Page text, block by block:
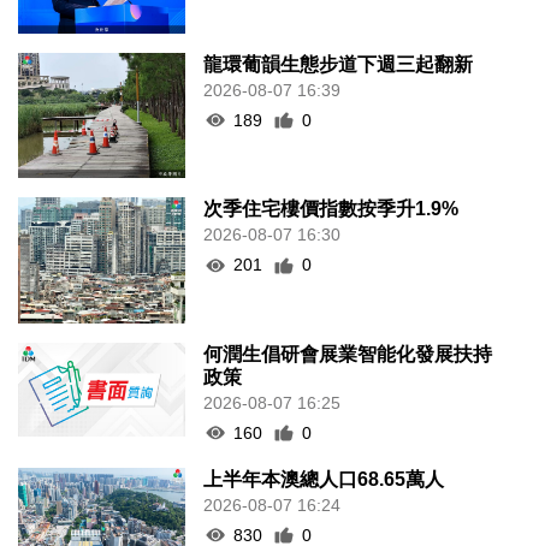
龍環葡韻生態步道下週三起翻新
2026-08-07 16:39
189
0
次季住宅樓價指數按季升1.9%
2026-08-07 16:30
201
0
何潤生倡研會展業智能化發展扶持
政策
2026-08-07 16:25
160
0
上半年本澳總人口68.65萬人
2026-08-07 16:24
830
0